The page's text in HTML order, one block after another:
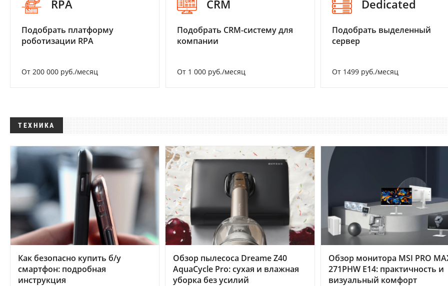
RPA
Подобрать платформу
роботизации RPA
От 200 000 руб./месяц
CRM
Подобрать CRM-систему для
компании
От 1 000 руб./месяц
Dedicated
Подобрать выделенный
сервер
От 1499 руб./месяц
ТЕХНИКА
Как безопасно купить б/у
смартфон: подробная
инструкция
Обзор пылесоса Dreame Z40
AquaCycle Pro: сухая и влажная
уборка без усилий
Обзор монитора MSI PRO
271PHW E14: практичность и
визуальный комфорт